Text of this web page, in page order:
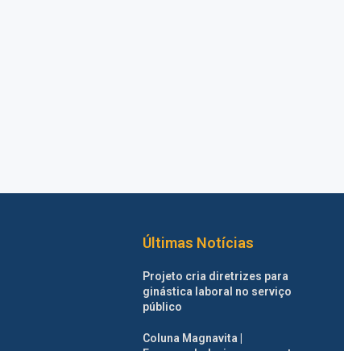
Últimas Notícias
Projeto cria diretrizes para
ginástica laboral no serviço
público
Coluna Magnavita |